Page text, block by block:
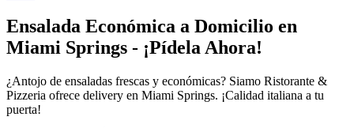
Ensalada Económica a Domicilio en
Miami Springs - ¡Pídela Ahora!
¿Antojo de ensaladas frescas y económicas? Siamo Ristorante &
Pizzeria ofrece delivery en Miami Springs. ¡Calidad italiana a tu
puerta!